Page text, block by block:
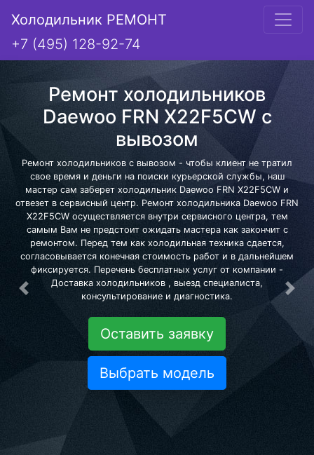
Холодильник РЕМОНТ
+7 (495) 128-92-74
Ремонт холодильников
Daewoo FRN X22F5CW с
вывозом
Ремонт холодильников с вывозом - чтобы клиент не тратил
свое время и деньги на поиски курьерской службы, наш
мастер сам заберет холодильник Daewoo FRN X22F5CW и
отвезет в сервисный центр. Ремонт холодильника Daewoo FRN
X22F5CW осуществляется внутри сервисного центра, тем
самым Вам не предстоит ожидать мастера как закончит с
ремонтом. Перед тем как холодильная техника сдается,
согласовывается конечная стоимость работ и в дальнейшем
фиксируется. Перечень бесплатных услуг от компании -
Доставка холодильников , выезд специалиста,
консультирование и диагностика.
Оставить заявку
Выбрать модель
Предыдущая